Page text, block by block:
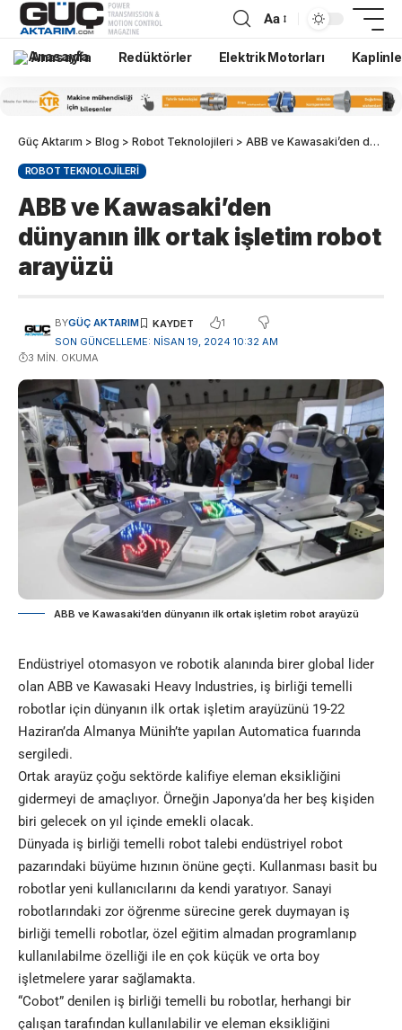
Aa
Anasayfa Redüktörler Elektrik Motorları
Güç Aktarım > Blog > Robot Teknolojileri > ABB ve Kawasaki’den dünyanın ilk ortak işletim robot arayüzü
ROBOT TEKNOLOJILERI
ABB ve Kawasaki’den
dünyanın ilk ortak işletim robot
arayüzü
SON GÜNCELLEME: NISAN 19, 2024 10:32 AM
BYGÜÇ AKTARIM 1
3 MIN. OKUMA
ABB ve Kawasaki’den dünyanın ilk ortak işletim robot arayüzü
Endüstriyel otomasyon ve robotik alanında birer global lider
olan ABB ve Kawasaki Heavy Industries, iş birliği temelli
robotlar için dünyanın ilk ortak işletim arayüzünü 19-22
Haziran’da Almanya Münih’te yapılan Automatica fuarında
sergiledi.
Ortak arayüz çoğu sektörde kalifiye eleman eksikliğini
gidermeyi de amaçlıyor. Örneğin Japonya’da her beş kişiden
biri gelecek on yıl içinde emekli olacak.
Dünyada iş birliği temelli robot talebi endüstriyel robot
pazarındaki büyüme hızının önüne geçti. Kullanması basit bu
robotlar yeni kullanıcılarını da kendi yaratıyor. Sanayi
robotlarındaki zor öğrenme sürecine gerek duymayan iş
birliği temelli robotlar, özel eğitim almadan programlanıp
kullanılabilme özelliği ile en çok küçük ve orta boy
işletmelere yarar sağlamakta.
“Cobot” denilen iş birliği temelli bu robotlar, herhangi bir
çalışan tarafından kullanılabilir ve eleman eksikliğini